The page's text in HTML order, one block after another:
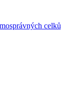
celků